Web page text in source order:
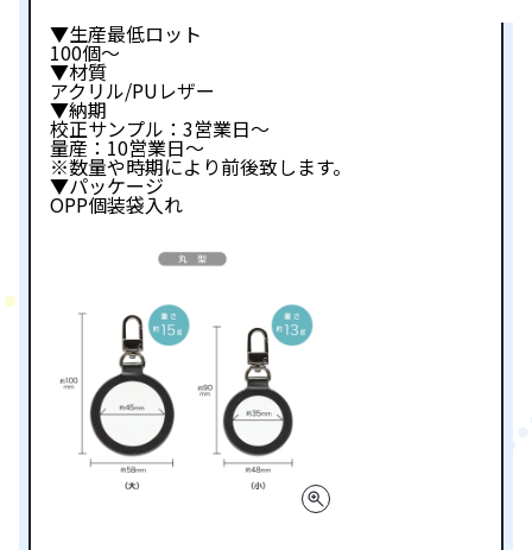
▼生産最低ロット
100個～
▼材質
アクリル/PUレザー
▼納期
校正サンプル：3営業日～
量産：10営業日～
※数量や時期により前後致します。
▼パッケージ
OPP個装袋入れ